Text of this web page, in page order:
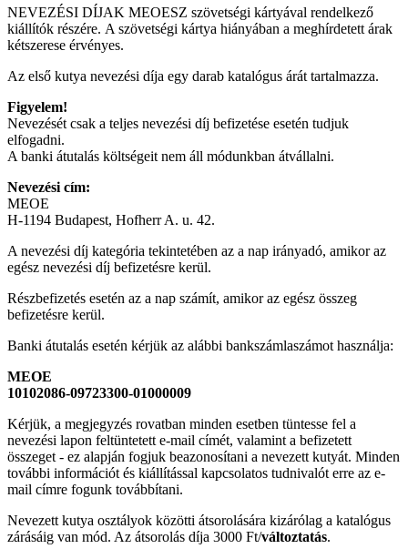
NEVEZÉSI DÍJAK MEOESZ szövetségi kártyával rendelkező
kiállítók részére. A szövetségi kártya hiányában a meghírdetett árak
kétszerese érvényes.
Az első kutya nevezési díja egy darab katalógus árát tartalmazza.
Figyelem!
Nevezését csak a teljes nevezési díj befizetése esetén tudjuk
elfogadni.
A banki átutalás költségeit nem áll módunkban átvállalni.
Nevezési cím:
MEOE
H-1194 Budapest, Hofherr A. u. 42.
A nevezési díj kategória tekintetében az a nap irányadó, amikor az
egész nevezési díj befizetésre kerül.
Részbefizetés esetén az a nap számít, amikor az egész összeg
befizetésre kerül.
Banki átutalás esetén kérjük az alábbi bankszámlaszámot használja:
MEOE
10102086-09723300-01000009
Kérjük, a megjegyzés rovatban minden esetben tüntesse fel a
nevezési lapon feltüntetett e-mail címét, valamint a befizetett
összeget - ez alapján fogjuk beazonosítani a nevezett kutyát. Minden
további információt és kiállítással kapcsolatos tudnivalót erre az e-
mail címre fogunk továbbítani.
Nevezett kutya osztályok közötti átsorolására kizárólag a katalógus
zárásáig van mód. Az átsorolás díja 3000 Ft/változtatás.